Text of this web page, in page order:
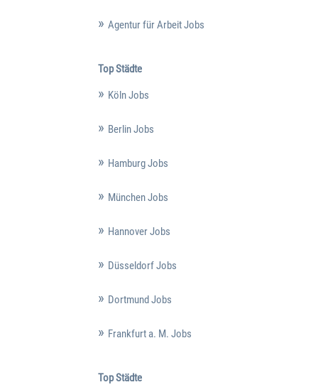
Agentur für Arbeit Jobs
Top Städte
Köln Jobs
Berlin Jobs
Hamburg Jobs
München Jobs
Hannover Jobs
Düsseldorf Jobs
Dortmund Jobs
Frankfurt a. M. Jobs
Top Städte